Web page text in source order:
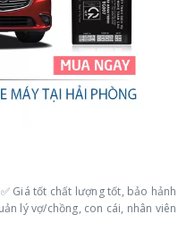
Giá tốt chất lượng tốt, bảo hảnh
lý vợ/chồng, con cái, nhân viên